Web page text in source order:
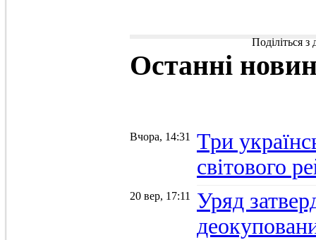
Поділіться
Останні
Вчора, 14:31
Три
світового
20 вер, 17:11
Уряд